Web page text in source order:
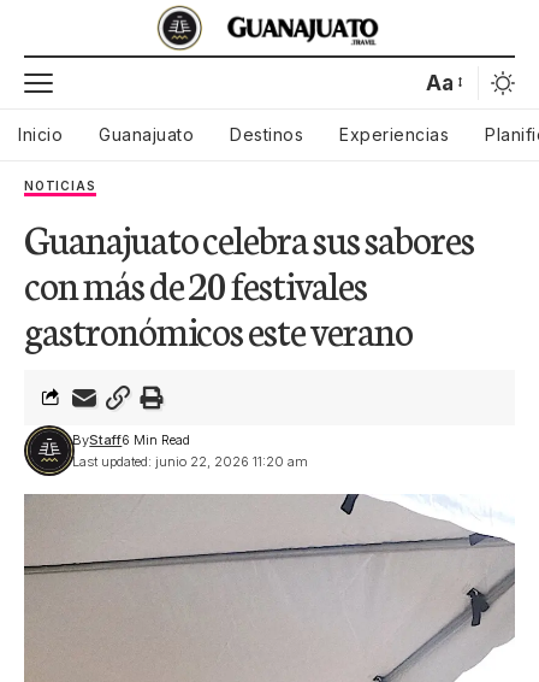
Aa
Inicio Guanajuato Destinos Experiencias
NOTICIAS
Guanajuato celebra sus sabores
con más de 20 festivales
gastronómicos este verano
Last updated: junio 22, 2026 11:20 am
ByStaff6 Min Read